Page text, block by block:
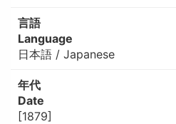
言語
Language
日本語 / Japanese
年代
Date
[1879]